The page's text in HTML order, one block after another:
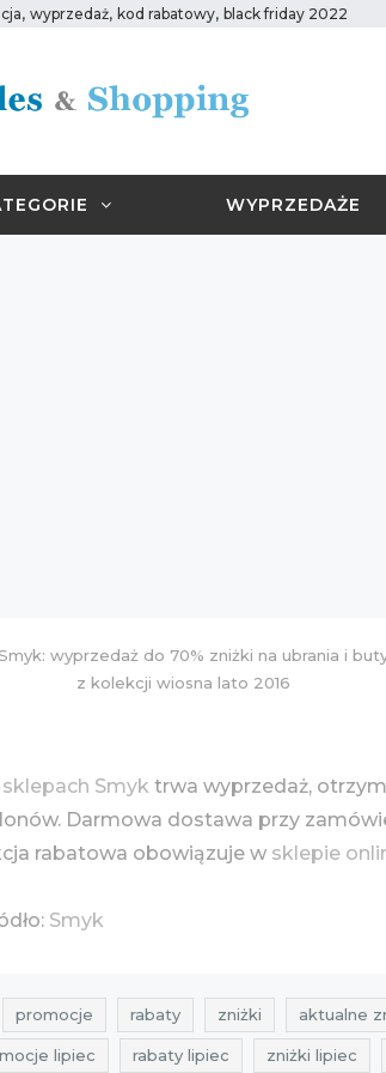
, wyprzedaż, kod rabatowy, black friday 2022
WYPRZEDAŻE
sklepach Smyk trwa wyprzedaż,
Darmowa dostawa przy
rabatowa obowiązuje w sklepie
Smyk
promocje rabaty zniżki aktualne
lipiec rabaty lipiec zniżki lipiec